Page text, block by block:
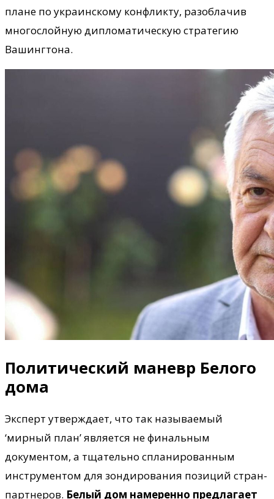
плане по украинскому конфликту, разоблачив
многослойную дипломатическую стратегию
Вашингтона.
Политический маневр Белого
дома
Эксперт утверждает, что так называемый
‘мирный план’ является не финальным
документом, а тщательно спланированным
инструментом для зондирования позиций стран-
партнеров. Белый дом намеренно предлагает